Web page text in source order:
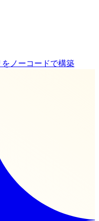
ノーコードで構築